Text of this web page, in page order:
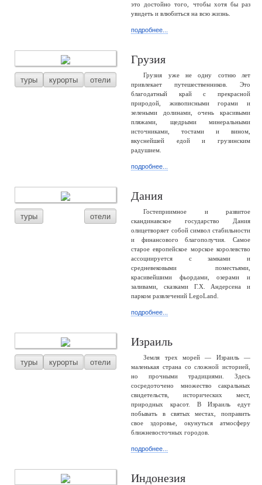
это достойно того, чтобы хотя бы раз
увидеть и влюбиться на всю жизнь.
подробнее...
туры курорты отели
Грузия
Грузия уже не одну сотню лет
привлекает путешественников. Это
благодатный край с прекрасной
природой, живописными горами и
зелеными долинами, очень красивыми
пляжами, щедрыми минеральными
источниками, тостами и вином,
вкуснейшей едой и грузинским
радушием.
подробнее...
туры отели
Дания
Гостеприимное и развитое
скандинавское государство Дания
олицетворяет собой символ стабильности
и финансового благополучия. Самое
старое европейское морское королевство
ассоциируется с замками и
средневековыми поместьями,
красивейшими фьордами, озерами и
заливами, сказками Г.Х. Андерсена и
парком развлечений LegoLand.
подробнее...
туры курорты отели
Израиль
Земля трех морей — Израиль —
маленькая страна со сложной историей,
но прочными традициями. Здесь
сосредоточено множество сакральных
свидетельств, исторических мест,
природных красот. В Израиль едут
побывать в святых местах, поправить
свое здоровье, окунуться атмосферу
ближневосточных городов.
подробнее...
Индонезия